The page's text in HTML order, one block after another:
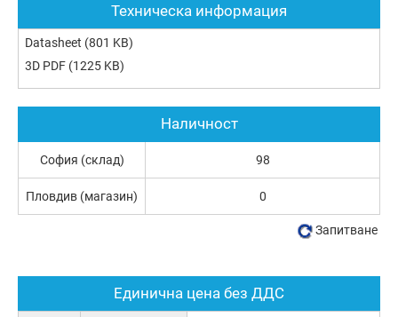
Техническа информация
Datasheet (801 KB)
3D PDF (1225 KB)
Единична цена без ДДС
Наличност
София (склад) 98
Пловдив (магазин) 0
Запитване